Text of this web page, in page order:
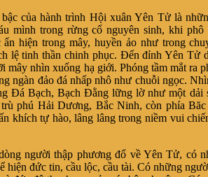
của hành trình Hội xuân Yên Tử là
mình trong rừng cổ nguyên sinh, khi phô
ẩn hiện trong mây, huyền ảo như trong
lệ tinh thần chinh phục. Ðến đỉnh Yên Tử
mây nhìn xuống hạ giới. Phóng tầm mắt ra
ngàn đảo đá nhấp nhô như chuỗi ngọc.
Ðá Bạch, Bạch Ðằng lững lờ như một dải
phú Hải Dương, Bắc Ninh, còn phía
khích tự hào, lâng lâng trong niềm vui
người thập phương đổ về Yên Tử, có
hiện đức tin, cầu lộc, cầu tài. Có những